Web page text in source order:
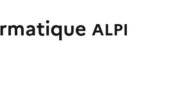
ALPI